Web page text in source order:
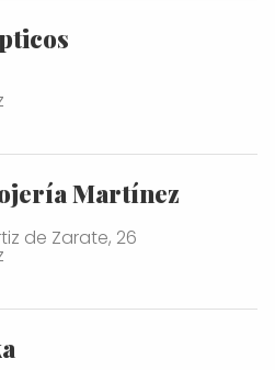
Martínez
de Zarate, 26